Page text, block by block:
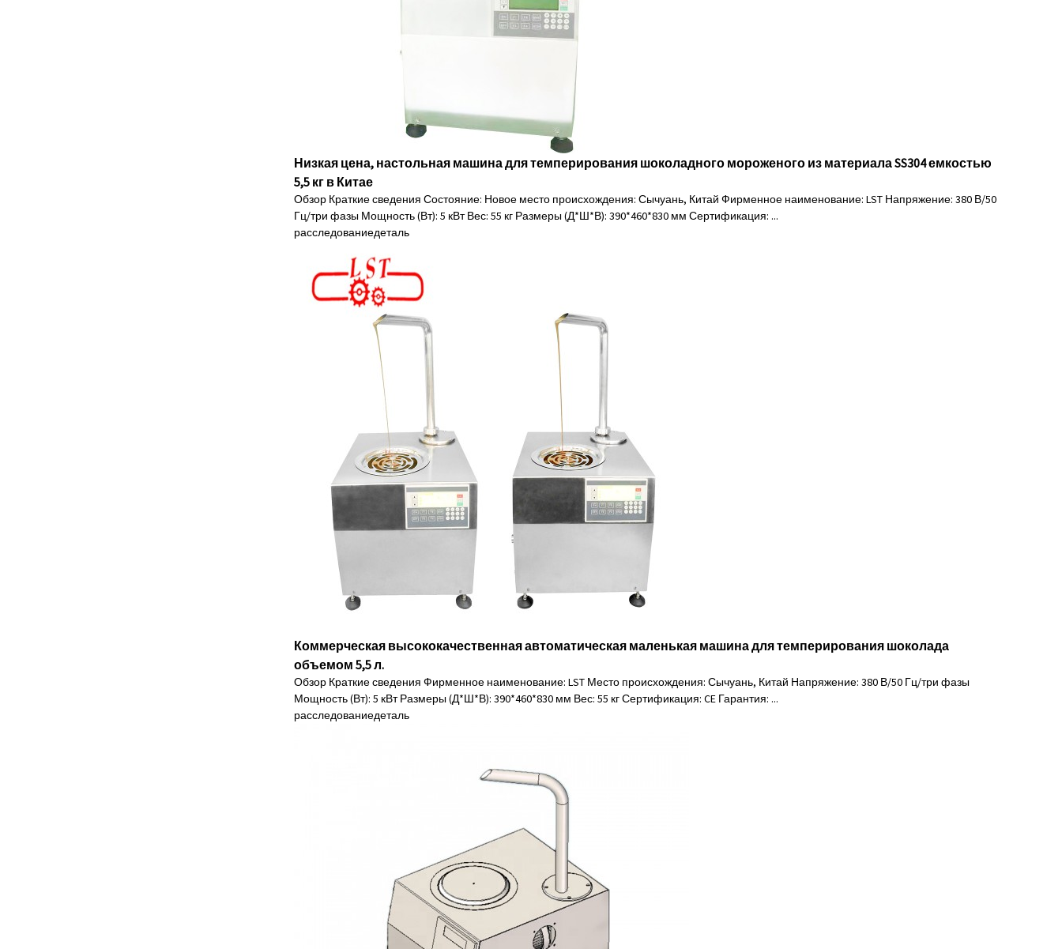
Низкая цена, настольная машина для темперирования шоколадного мороженого из материала SS304 емкостью
5,5 кг в Китае
Обзор Краткие сведения Состояние: Новое место происхождения: Сычуань, Китай Фирменное наименование: LST Напряжение: 380 В/50
Гц/три фазы Мощность (Вт): 5 кВт Вес: 55 кг Размеры (Д*Ш*В): 390*460*830 мм Сертификация: ...
расследованиедеталь
Коммерческая высококачественная автоматическая маленькая машина для темперирования шоколада
объемом 5,5 л.
Обзор Краткие сведения Фирменное наименование: LST Место происхождения: Сычуань, Китай Напряжение: 380 В/50 Гц/три фазы
Мощность (Вт): 5 кВт Размеры (Д*Ш*В): 390*460*830 мм Вес: 55 кг Сертификация: CE Гарантия: ...
расследованиедеталь